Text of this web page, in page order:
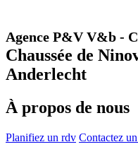
Agence P&V V&b -
Chaussée de
Anderlecht
À propos de nous
Planifiez un rdv Contactez